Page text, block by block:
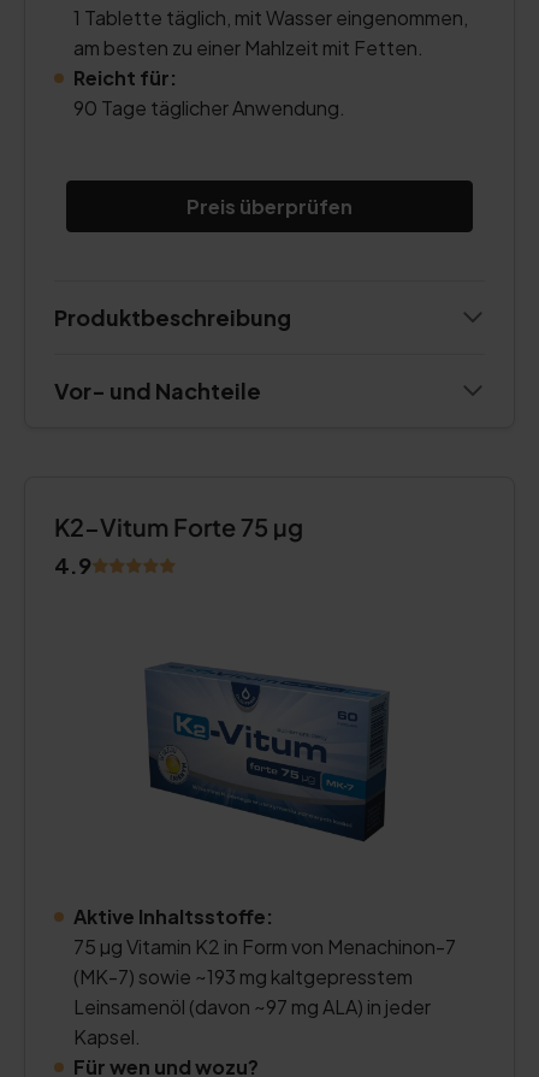
1 Tablette täglich, mit Wasser eingenommen,
am besten zu einer Mahlzeit mit Fetten.
Reicht für:
90 Tage täglicher Anwendung.
Preis überprüfen
Produktbeschreibung
Vor- und Nachteile
K2-Vitum Forte 75 µg
4.9
Aktive Inhaltsstoffe:
75 µg Vitamin K2 in Form von Menachinon-7
(MK-7) sowie ~193 mg kaltgepresstem
Leinsamenöl (davon ~97 mg ALA) in jeder
Kapsel.
Für wen und wozu?